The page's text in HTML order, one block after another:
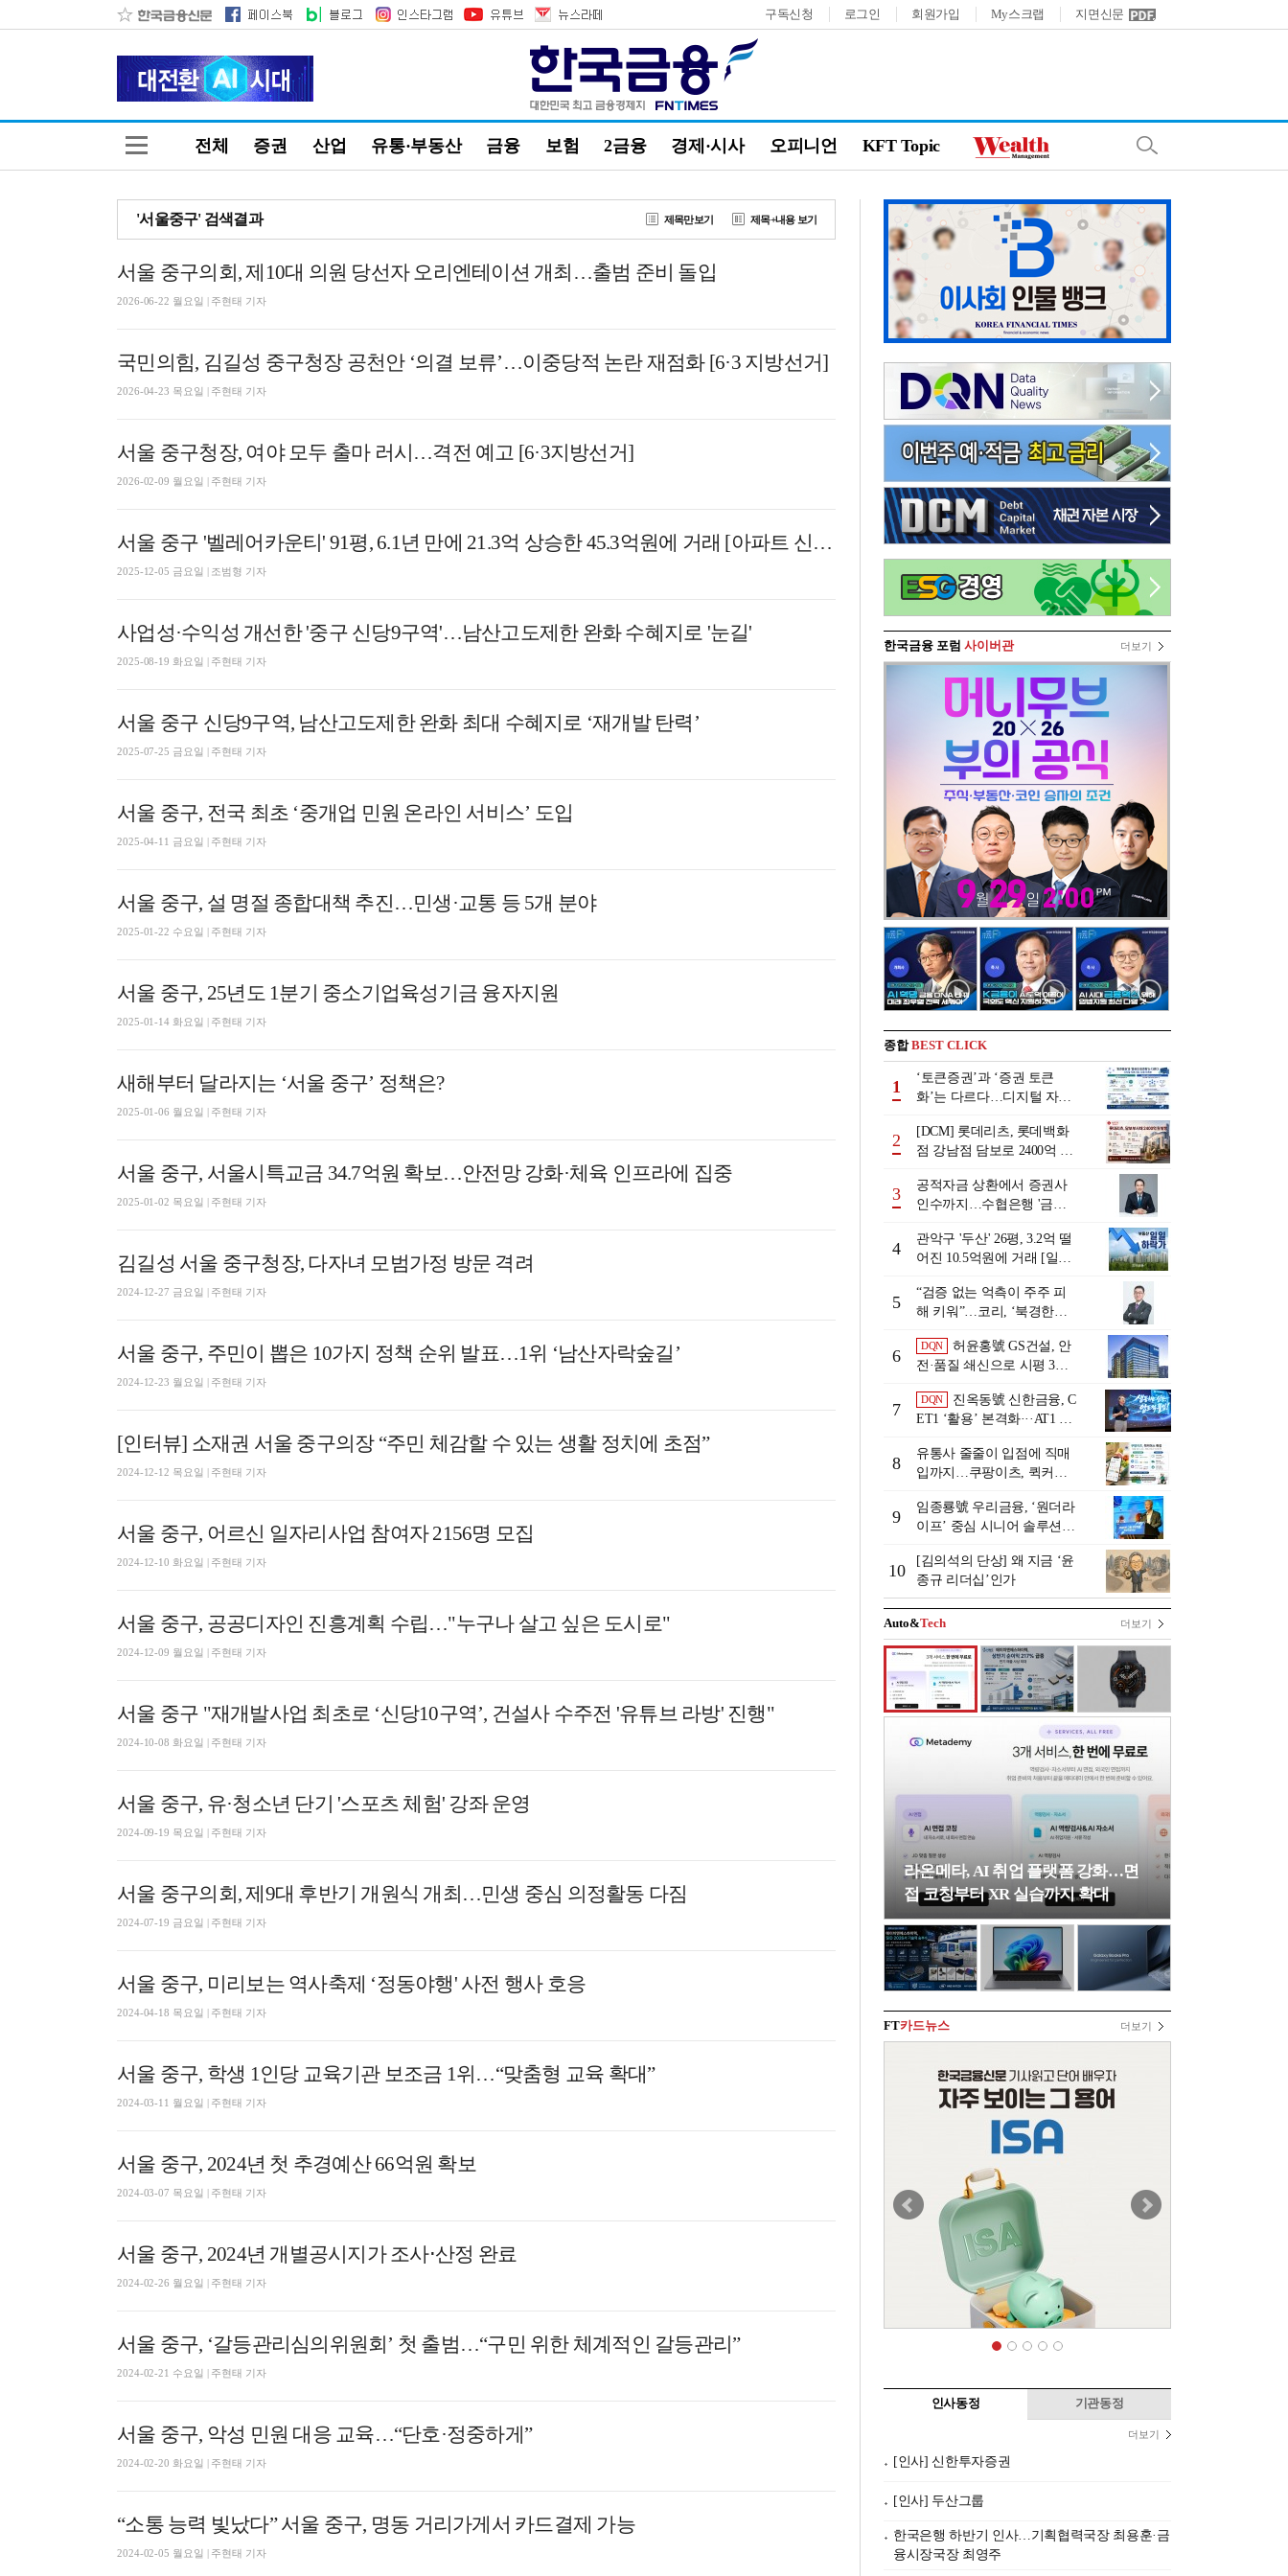
구독신청 로그인 회원가입 My스크랩 지면신문
전체 증권 산업 유통·부동산 금융 보험 2금융 경제·시사 오피니언 KFT Topic
'서울중구' 검색결과 제목만보기 제목+내용 보기
서울 중구의회, 제10대 의원 당선자 오리엔테이션 개최…출범 준비 돌입
2026-06-22 월요일 | 주현태 기자
국민의힘, 김길성 중구청장 공천안 ‘의결 보류’…이중당적 논란 재점화 [6·3 지방선거]
2026-04-23 목요일 | 주현태 기자
서울 중구청장, 여야 모두 출마 러시…격전 예고 [6·3지방선거]
2026-02-09 월요일 | 주현태 기자
서울 중구 '벨레어카운티' 91평, 6.1년 만에 21.3억 상승한 45.3억원에 거래 [아파트 신고가]
2025-12-05 금요일 | 조범형 기자
사업성·수익성 개선한 '중구 신당9구역'…남산고도제한 완화 수혜지로 '눈길'
2025-08-19 화요일 | 주현태 기자
서울 중구 신당9구역, 남산고도제한 완화 최대 수혜지로 ‘재개발 탄력’
2025-07-25 금요일 | 주현태 기자
서울 중구, 전국 최초 ‘중개업 민원 온라인 서비스’ 도입
2025-04-11 금요일 | 주현태 기자
서울 중구, 설 명절 종합대책 추진…민생·교통 등 5개 분야
2025-01-22 수요일 | 주현태 기자
서울 중구, 25년도 1분기 중소기업육성기금 융자지원
2025-01-14 화요일 | 주현태 기자
새해부터 달라지는 ‘서울 중구’ 정책은?
2025-01-06 월요일 | 주현태 기자
서울 중구, 서울시특교금 34.7억원 확보…안전망 강화·체육 인프라에 집중
2025-01-02 목요일 | 주현태 기자
김길성 서울 중구청장, 다자녀 모범가정 방문 격려
2024-12-27 금요일 | 주현태 기자
서울 중구, 주민이 뽑은 10가지 정책 순위 발표…1위 ‘남산자락숲길’
2024-12-23 월요일 | 주현태 기자
[인터뷰] 소재권 서울 중구의장 “주민 체감할 수 있는 생활 정치에 초점”
2024-12-12 목요일 | 주현태 기자
서울 중구, 어르신 일자리사업 참여자 2156명 모집
2024-12-10 화요일 | 주현태 기자
서울 중구, 공공디자인 진흥계획 수립…"누구나 살고 싶은 도시로"
2024-12-09 월요일 | 주현태 기자
서울 중구 "재개발사업 최초로 ‘신당10구역’, 건설사 수주전 '유튜브 라방' 진행"
2024-10-08 화요일 | 주현태 기자
서울 중구, 유·청소년 단기 '스포츠 체험' 강좌 운영
2024-09-19 목요일 | 주현태 기자
서울 중구의회, 제9대 후반기 개원식 개최…민생 중심 의정활동 다짐
2024-07-19 금요일 | 주현태 기자
서울 중구, 미리보는 역사축제 ‘정동야행' 사전 행사 호응
2024-04-18 목요일 | 주현태 기자
서울 중구, 학생 1인당 교육기관 보조금 1위…“맞춤형 교육 확대”
2024-03-11 월요일 | 주현태 기자
서울 중구, 2024년 첫 추경예산 66억원 확보
2024-03-07 목요일 | 주현태 기자
서울 중구, 2024년 개별공시지가 조사⋅산정 완료
2024-02-26 월요일 | 주현태 기자
서울 중구, ‘갈등관리심의위원회’ 첫 출범…“구민 위한 체계적인 갈등관리”
2024-02-21 수요일 | 주현태 기자
서울 중구, 악성 민원 대응 교육…“단호·정중하게”
2024-02-20 화요일 | 주현태 기자
“소통 능력 빛났다” 서울 중구, 명동 거리가게서 카드결제 가능
2024-02-05 월요일 | 주현태 기자
한국금융 포럼 사이버관 더보기
종합BEST CLICK
1
‘토큰증권’과 ‘증권 토큰
화’는 다르다…디지털 자본
2
[DCM] 롯데리츠, 롯데백화
점 강남점 담보로 2400억 조
3
공적자금 상환에서 증권사
인수까지…수협은행 '금융
행 금융그룹의 꿈①]
4
관악구 '두산' 26평, 3.2억 떨
어진 10.5억원에 거래 [일일
5
“검증 없는 억측이 주주 피
해 키워”…코리, ‘북경한미
6
DQN
허윤홍號 GS건설, 안
전·품질 쇄신으로 시평 3위
7
DQN
진옥동號 신한금융, C
ET1 ‘활용’ 본격화···AT1 늘
view]
8
유통사 줄줄이 입점에 직매
입까지…쿠팡이츠, 퀵커머
9
임종룡號 우리금융, ‘원더라
이프’ 중심 시니어 솔루션
[금융 시니어 비즈니스 돋보
기]
10
[김의석의 단상] 왜 지금 ‘윤
종규 리더십’인가
Auto&Tech 더보기
라온메타, AI 취업 플랫폼 강화…면
접 코칭부터 XR 실습까지 확대
FT카드뉴스 더보기
인사동정 기관동정
더보기
[인사] 신한투자증권
[인사] 두산그룹
한국은행 하반기 인사…기획협력국장 최용훈·금
융시장국장 최영주